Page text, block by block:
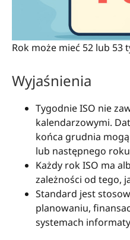
Rok może mieć 52 lub 53
Wyjaśnienia
Tygodnie ISO nie
kalendarzowymi.
końca grudnia
lub następnego roku
Każdy rok ISO ma
zależności od tego,
Standard jest
planowaniu,
systemach